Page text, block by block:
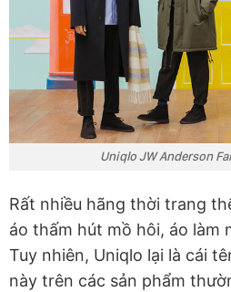
Uniqlo JW Anderson
Rất nhiều hãng thời trang
áo thấm hút mồ hôi, áo làm
Tuy nhiên, Uniqlo lại là cái
này trên các sản phẩm